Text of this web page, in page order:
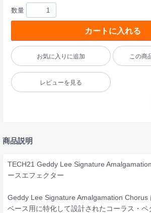
数量
カートに入れる
お気に入りに追加 この商
レビューを見る
商品説明
TECH21 Geddy Lee Signature
ースエフェクター
Geddy Lee Signature Amalgamation Chorus
ベース用に特化して設計されたコーラス・ペ